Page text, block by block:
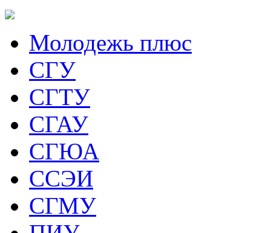
Молодежь плюс
СГУ
СГТУ
СГАУ
СГЮА
ССЭИ
СГМУ